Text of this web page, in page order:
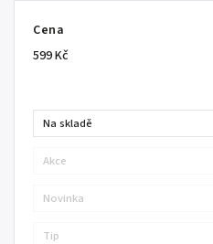
Cena
599Kč
Na skladě
Akce
Novinka
Tip